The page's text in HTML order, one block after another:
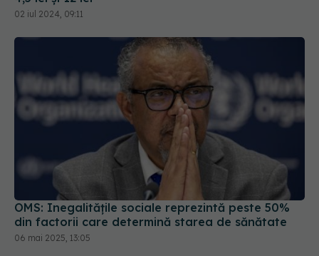
OMS: Inegalităţile sociale reprezintă peste 50%
din factorii care determină starea de sănătate
06 mai 2025, 13:05